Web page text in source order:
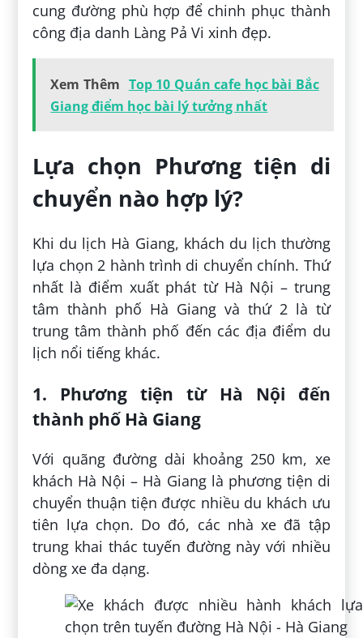
cung đường phù hợp để chinh phục thành
công địa danh Làng Pả Vi xinh đẹp.
Xem Thêm Top 10 Quán cafe học bài Bắc
Giang điểm học bài lý tưởng nhất
Lựa chọn Phương tiện di
chuyển nào hợp lý?
Khi du lịch Hà Giang, khách du lịch thường
lựa chọn 2 hành trình di chuyển chính. Thứ
nhất là điểm xuất phát từ Hà Nội – trung
tâm thành phố Hà Giang và thứ 2 là từ
trung tâm thành phố đến các địa điểm du
lịch nổi tiếng khác.
1. Phương tiện từ Hà Nội đến
thành phố Hà Giang
Với quãng đường dài khoảng 250 km, xe
khách Hà Nội – Hà Giang là phương tiện di
chuyển thuận tiện được nhiều du khách ưu
tiên lựa chọn. Do đó, các nhà xe đã tập
trung khai thác tuyến đường này với nhiều
dòng xe đa dạng.